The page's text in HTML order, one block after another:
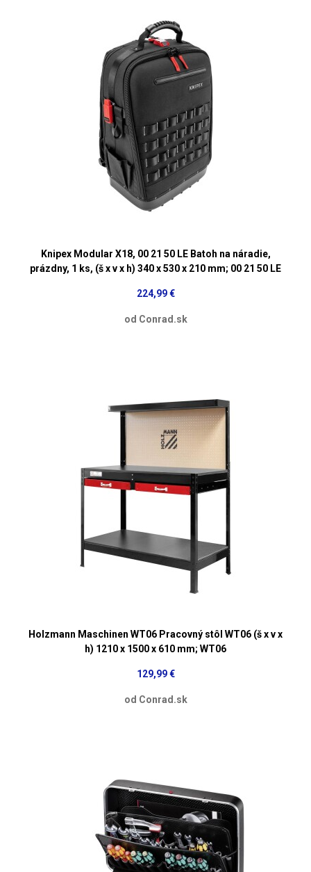
Knipex Modular X18, 00 21 50 LE Batoh na náradie,
prázdny, 1 ks, (š x v x h) 340 x 530 x 210 mm; 00 21 50 LE
224,99 €
od Conrad.sk
Holzmann Maschinen WT06 Pracovný stôl WT06 (š x v x
h) 1210 x 1500 x 610 mm; WT06
129,99 €
od Conrad.sk